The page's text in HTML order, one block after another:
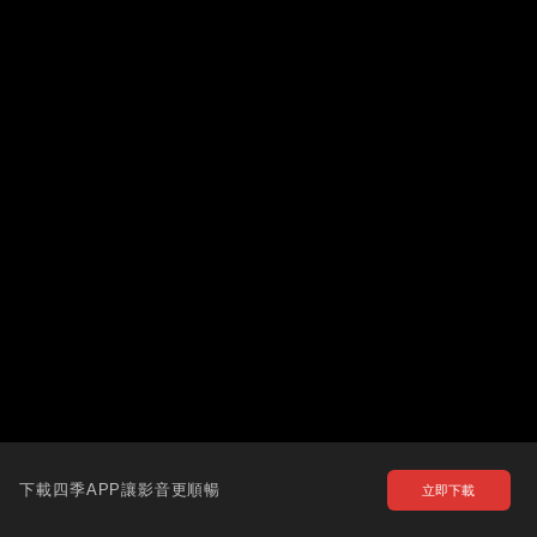
下載四季APP讓影音更順暢 立即下載